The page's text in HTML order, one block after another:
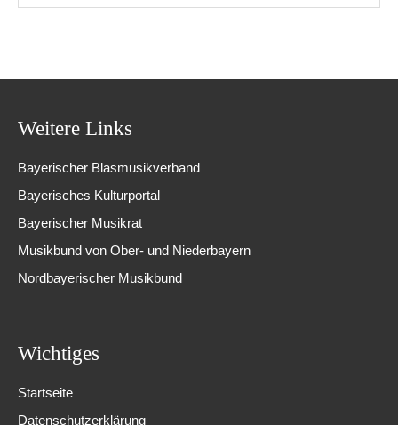
Weitere Links
Bayerischer Blasmusikverband
Bayerisches Kulturportal
Bayerischer Musikrat
Musikbund von Ober- und Niederbayern
Nordbayerischer Musikbund
Wichtiges
Startseite
Datenschutzerklärung